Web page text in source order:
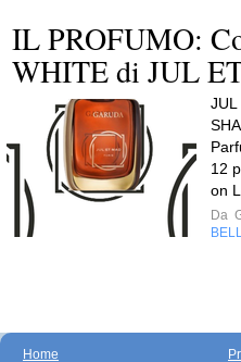
IL PROFUMO:
WHITE di JUL
JUL
12
on
Da
Home